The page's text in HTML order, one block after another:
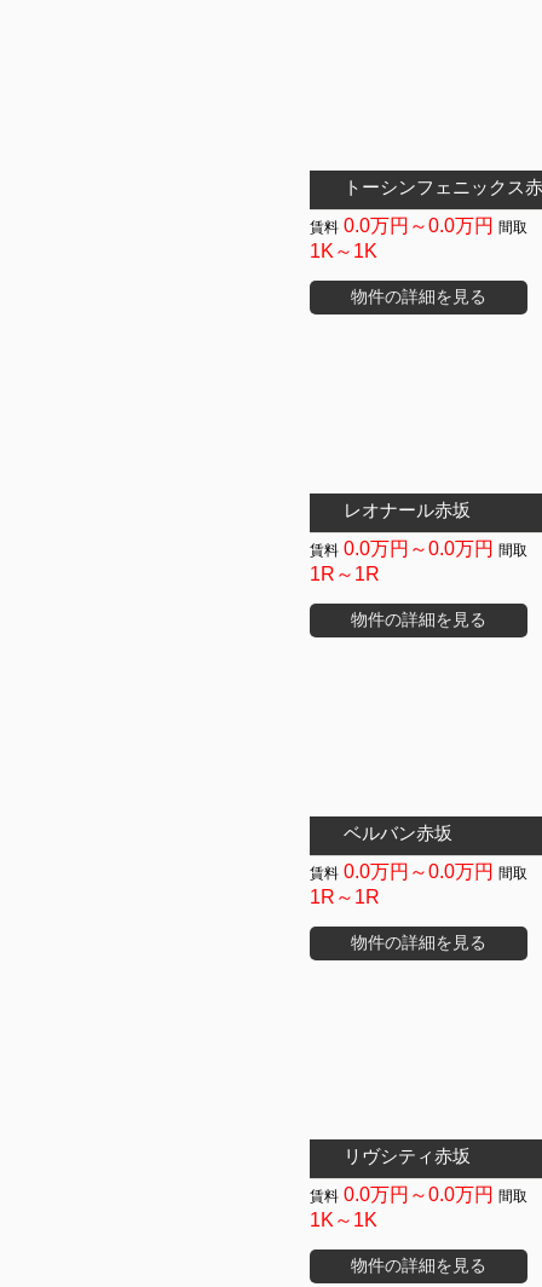
トーシンフェニックス
0.0万円～0.0万円
1K～1K
物件の詳細を見る
レオナール赤坂
0.0万円～0.0万円
1R～1R
物件の詳細を見る
ベルバン赤坂
0.0万円～0.0万円
1R～1R
物件の詳細を見る
リヴシティ赤坂
0.0万円～0.0万円
1K～1K
物件の詳細を見る